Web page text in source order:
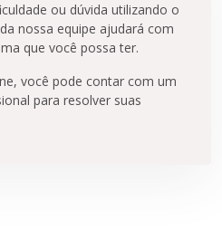
ou dúvida utilizando o
nossa equipe ajudará com
que você possa ter.
você pode contar com um
para resolver suas